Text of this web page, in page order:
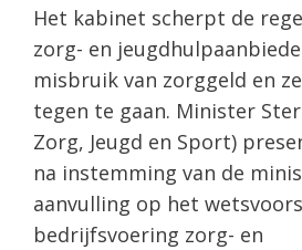
Het kabinet scherpt de
zorg- en
misbruik van zorggeld en
tegen te gaan. Minister
Zorg, Jeugd en Sport)
na instemming van de
aanvulling op het
bedrijfsvoering zorg- en